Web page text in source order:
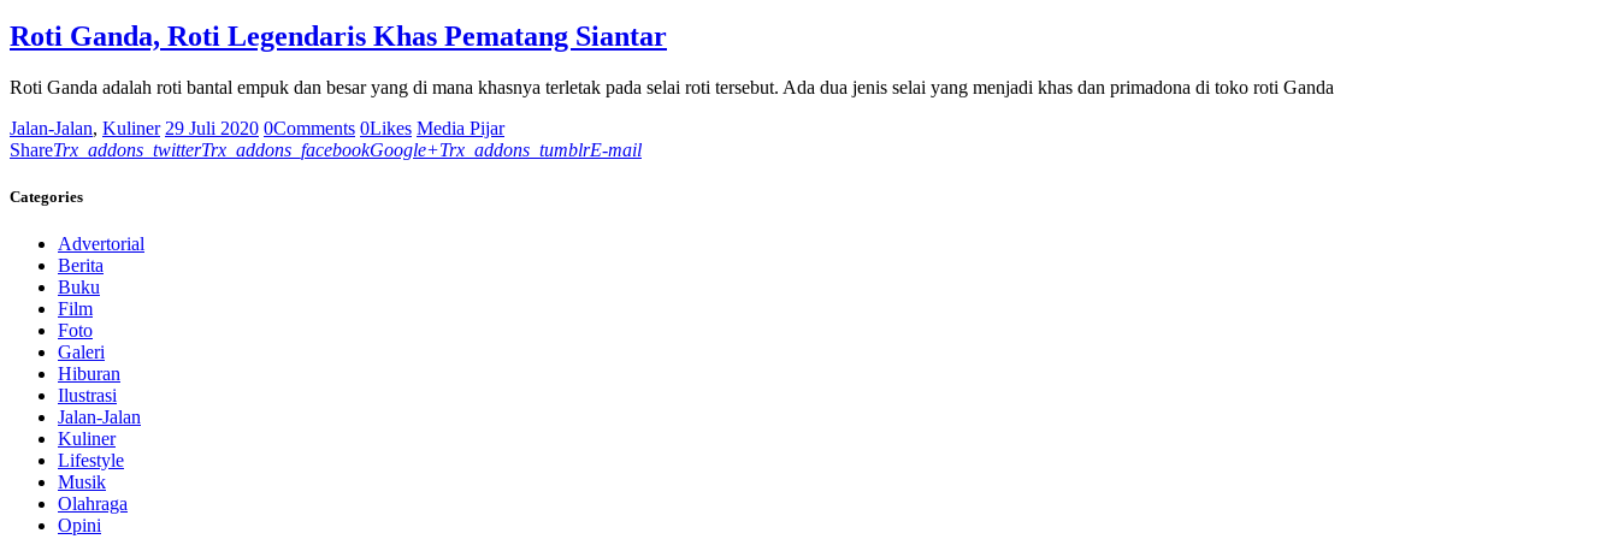
Roti Ganda, Roti Legendaris Khas Pematang Siantar
Roti Ganda adalah roti bantal empuk dan besar yang di mana khasnya terletak pada selai roti tersebut. Ada dua jenis selai yang menjadi khas dan primadona di toko roti Ganda
Jalan-Jalan, Kuliner 29 Juli 2020 0Comments 0Likes Media Pijar
ShareTrx_addons_twitterTrx_addons_facebookGoogle+Trx_addons_tumblrE-mail
Categories
Advertorial
Berita
Buku
Film
Foto
Galeri
Hiburan
Ilustrasi
Jalan-Jalan
Kuliner
Lifestyle
Musik
Olahraga
Opini